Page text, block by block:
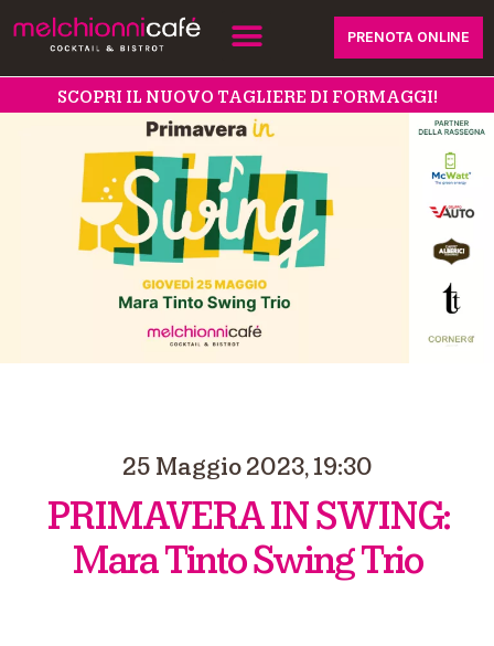
PRENOTA ONLINE
SCOPRI IL NUOVO TAGLIERE DI FORMAGGI!
25 Maggio 2023, 19:30
PRIMAVERA IN SWING:
Mara Tinto Swing Trio